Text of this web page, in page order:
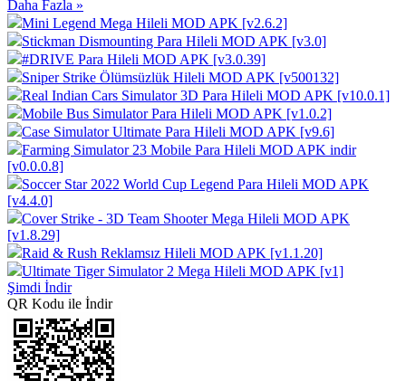
Daha Fazla »
Mini Legend Mega Hileli MOD APK [v2.6.2]
Stickman Dismounting Para Hileli MOD APK [v3.0]
#DRIVE Para Hileli MOD APK [v3.0.39]
Sniper Strike Ölümsüzlük Hileli MOD APK [v500132]
Real Indian Cars Simulator 3D Para Hileli MOD APK [v10.0.1]
Mobile Bus Simulator Para Hileli MOD APK [v1.0.2]
Case Simulator Ultimate Para Hileli MOD APK [v9.6]
Farming Simulator 23 Mobile Para Hileli MOD APK indir
[v0.0.0.8]
Soccer Star 2022 World Cup Legend Para Hileli MOD APK
[v4.4.0]
Cover Strike - 3D Team Shooter Mega Hileli MOD APK
[v1.8.29]
Raid & Rush Reklamsız Hileli MOD APK [v1.1.20]
Ultimate Tiger Simulator 2 Mega Hileli MOD APK [v1]
Şimdi İndir
QR Kodu ile İndir